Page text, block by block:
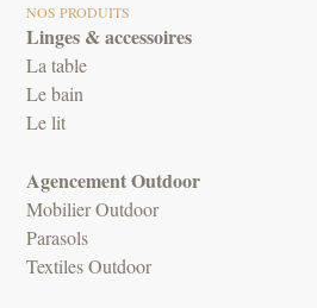
NOS PRODUITS
Linges & accessoires
La table
Le bain
Le lit
Agencement Outdoor
Mobilier Outdoor
Parasols
Textiles Outdoor